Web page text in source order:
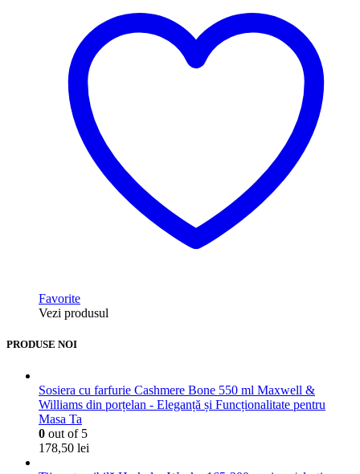
Favorite
Vezi produsul
PRODUSE NOI
Sosiera cu farfurie Cashmere Bone 550 ml Maxwell &
Williams din porțelan - Eleganță și Funcționalitate pentru
Masa Ta
0 out of 5
178,50 lei